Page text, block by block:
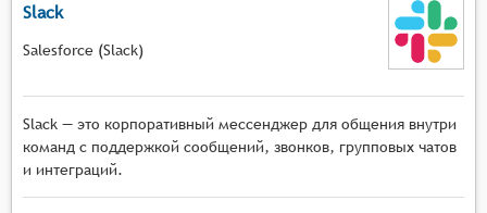
Slack
Salesforce (Slack)
Slack — это корпоративный мессенджер для общения внутри
команд с поддержкой сообщений, звонков, групповых чатов
и интеграций.